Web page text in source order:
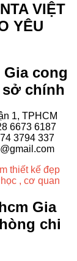
VIỆT
YÊU
cong
sở chính
1, TPHCM
6673 6187
3794 337
thiết kế đẹp
, cơ quan
Gia
chi